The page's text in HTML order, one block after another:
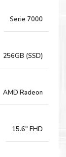
Serie 7000
256GB (SSD)
AMD Radeon
15.6" FHD